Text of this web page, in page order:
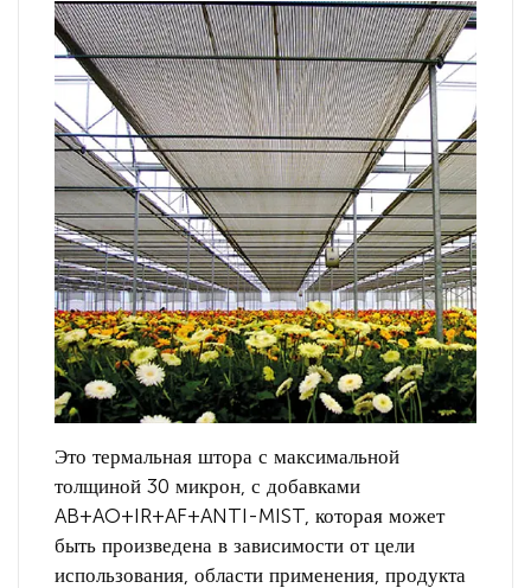
Это термальная штора с максимальной
толщиной 30 микрон, с добавками
AB+AO+IR+AF+ANTI-MIST, которая может
быть произведена в зависимости от цели
использования, области применения, продукта